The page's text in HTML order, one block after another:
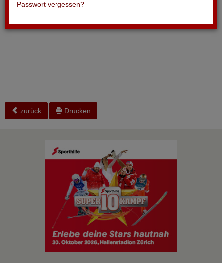
Passwort vergessen?
zurück Drucken